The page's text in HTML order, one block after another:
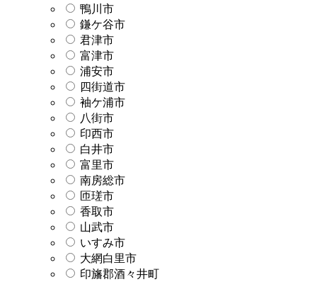
鴨川市
鎌ケ谷市
君津市
富津市
浦安市
四街道市
袖ケ浦市
八街市
印西市
白井市
富里市
南房総市
匝瑳市
香取市
山武市
いすみ市
大網白里市
印旛郡酒々井町